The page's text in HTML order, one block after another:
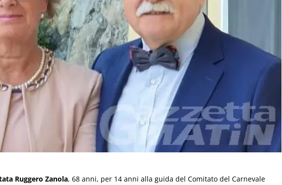
Ruggero Zanola, 68 anni, per 14 anni alla guida del Comitato del Carnevale